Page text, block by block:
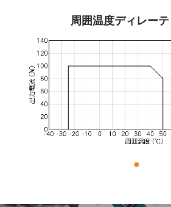
周囲温度ディレー